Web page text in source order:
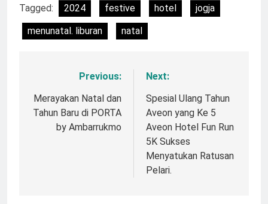
Tagged: 2024 festive hotel
jogja
menunatal. liburan
natal
Navigasi
pos
Previous:
Merayakan Natal dan
Tahun Baru di PORTA
by Ambarrukmo
Next:
Spesial Ulang Tahun
Aveon yang Ke 5
Aveon Hotel Fun Run
5K Sukses
Menyatukan Ratusan
Pelari.